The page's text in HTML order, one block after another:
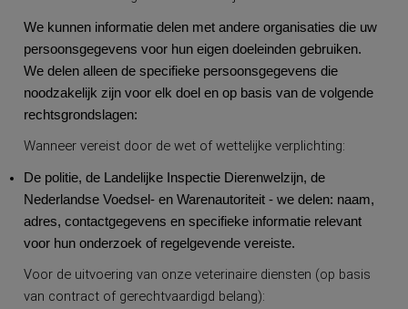
We kunnen informatie delen met andere organisaties die uw
persoonsgegevens voor hun eigen doeleinden gebruiken.
We delen alleen de specifieke persoonsgegevens die
noodzakelijk zijn voor elk doel en op basis van de volgende
rechtsgrondslagen:
Wanneer vereist door de wet of wettelijke verplichting:
De politie, de Landelijke Inspectie Dierenwelzijn, de
Nederlandse Voedsel- en Warenautoriteit - we delen: naam,
adres, contactgegevens en specifieke informatie relevant
voor hun onderzoek of regelgevende vereiste.
Voor de uitvoering van onze veterinaire diensten (op basis
van contract of gerechtvaardigd belang):